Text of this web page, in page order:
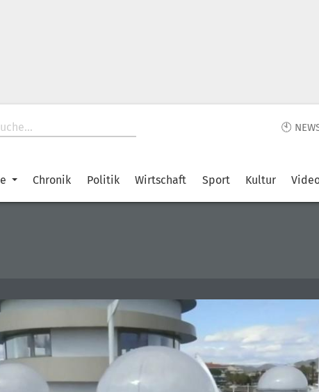
🕙
Chronik Politik Wirtschaft Sport Kultur